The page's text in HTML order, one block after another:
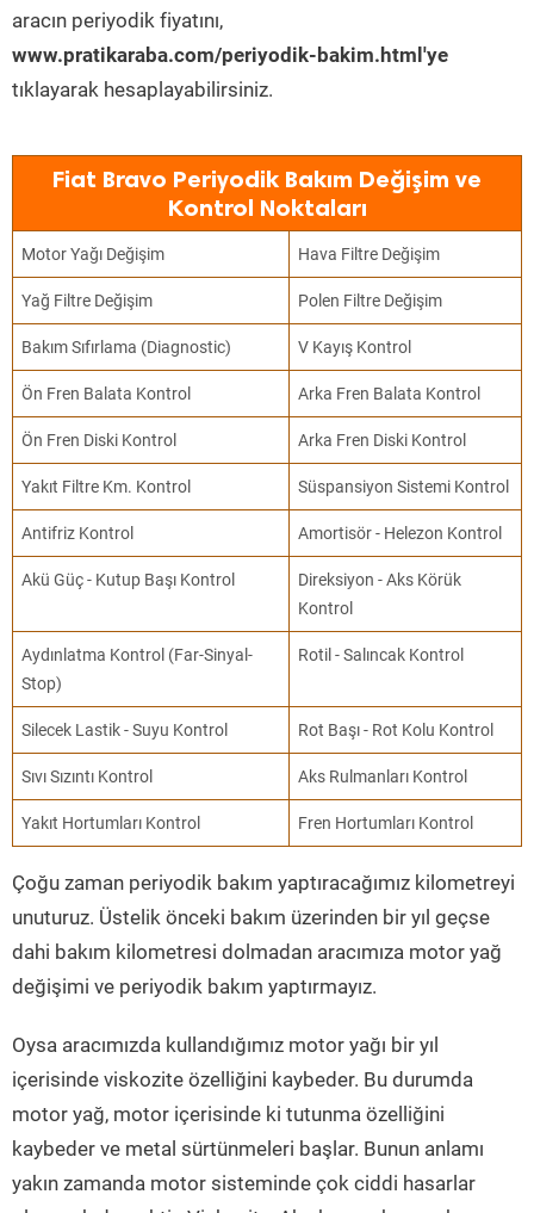
aracın periyodik fiyatını,
www.pratikaraba.com/periyodik-bakim.html'ye
tıklayarak hesaplayabilirsiniz.
Fiat Bravo Periyodik Bakım Değişim ve
Kontrol Noktaları
Motor Yağı Değişim Hava Filtre Değişim
Yağ Filtre Değişim Polen Filtre Değişim
Bakım Sıfırlama (Diagnostic) V Kayış Kontrol
Ön Fren Balata Kontrol Arka Fren Balata Kontrol
Ön Fren Diski Kontrol Arka Fren Diski Kontrol
Yakıt Filtre Km. Kontrol Süspansiyon Sistemi Kontrol
Antifriz Kontrol Amortisör - Helezon Kontrol
Akü Güç - Kutup Başı Kontrol
Direksiyon - Aks Körük
Kontrol
Aydınlatma Kontrol (Far-Sinyal-
Stop)
Rotil - Salıncak Kontrol
Silecek Lastik - Suyu Kontrol Rot Başı - Rot Kolu Kontrol
Sıvı Sızıntı Kontrol Aks Rulmanları Kontrol
Yakıt Hortumları Kontrol Fren Hortumları Kontrol
Çoğu zaman periyodik bakım yaptıracağımız kilometreyi
unuturuz. Üstelik önceki bakım üzerinden bir yıl geçse
dahi bakım kilometresi dolmadan aracımıza motor yağ
değişimi ve periyodik bakım yaptırmayız.
Oysa aracımızda kullandığımız motor yağı bir yıl
içerisinde viskozite özelliğini kaybeder. Bu durumda
motor yağ, motor içerisinde ki tutunma özelliğini
kaybeder ve metal sürtünmeleri başlar. Bunun anlamı
yakın zamanda motor sisteminde çok ciddi hasarlar